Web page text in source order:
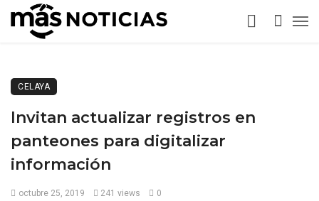
CELAYA
Invitan actualizar registros en
panteones para digitalizar
información
octubre 25, 2019 241 views 0